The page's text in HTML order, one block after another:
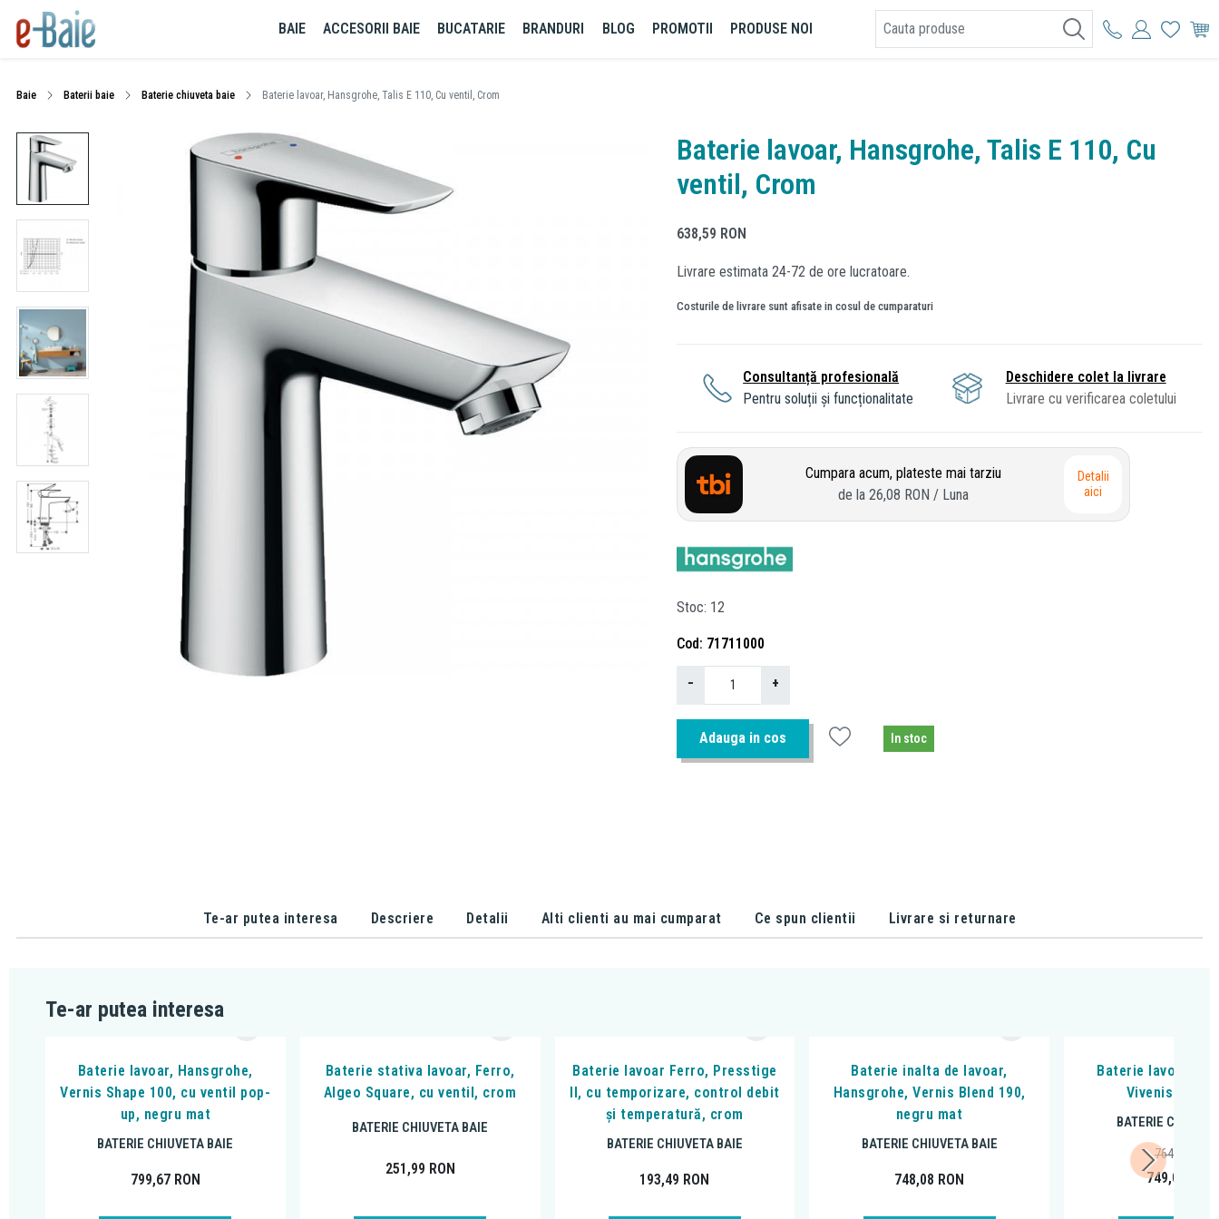
BAIE ACCESORII BAIE BUCATARIE BRANDURI BLOG PROMOTII PRODUSE NOI
Baie Baterii baie Baterie chiuveta baie Baterie lavoar, Hansgrohe, Talis E 110, Cu ventil, Crom
Baterie lavoar, Hansgrohe, Talis E 110, Cu
ventil, Crom
638,59 RON
Livrare estimata 24-72 de ore lucratoare.
Costurile de livrare sunt afisate in cosul de cumparaturi
Consultanță profesională
Pentru soluții și funcționalitate
Deschidere colet la livrare
Livrare cu verificarea coletului
Cumpara acum, plateste mai tarziu
de la 26,08 RON / Luna
Detalii
aici
Stoc 12
Cod 71711000
− +
Adauga in cos In stoc
Te-ar putea interesa Descriere Detalii Alti clienti au mai cumparat Ce spun clientii Livrare si returnare
Te-ar putea interesa
Baterie lavoar, Hansgrohe,
Vernis Shape 100, cu ventil pop-
up, negru mat
BATERIE CHIUVETA BAIE
799,67 RON
Baterie stativa lavoar, Ferro,
Algeo Square, cu ventil, crom
BATERIE CHIUVETA BAIE
251,99 RON
Baterie lavoar Ferro, Presstige
II, cu temporizare, control debit
și temperatură, crom
BATERIE CHIUVETA BAIE
193,49 RON
Baterie inalta de lavoar,
Hansgrohe, Vernis Blend 190,
negru mat
BATERIE CHIUVETA BAIE
748,08 RON
Baterie lavoar,
Vivenis 110,
BATERIE
749,00
764,85